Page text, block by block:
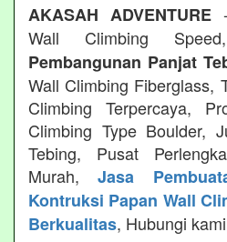
AKASAH ADVENTURE
Wall Climbing
Pembangunan Panjat
Wall Climbing Fiberglass,
Climbing Terpercaya,
Climbing Type Boulder,
Tebing, Pusat
Murah,Jasa
Kontruksi Papan Wall
Berkualitas, Hubungi